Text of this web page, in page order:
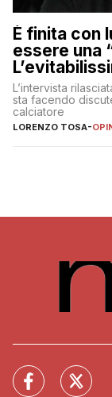
È finita con
essere una
L’intervista
sta facendo
calciatore
LORENZO TOSA-